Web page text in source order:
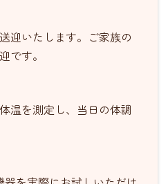
迎いたします。ご家族の
です。
温を測定し、当日の体調